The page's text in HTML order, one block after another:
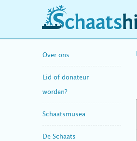
schaatshistorie.nl
Over ons
Lid of donateur
worden?
Schaatsmusea
De Schaats